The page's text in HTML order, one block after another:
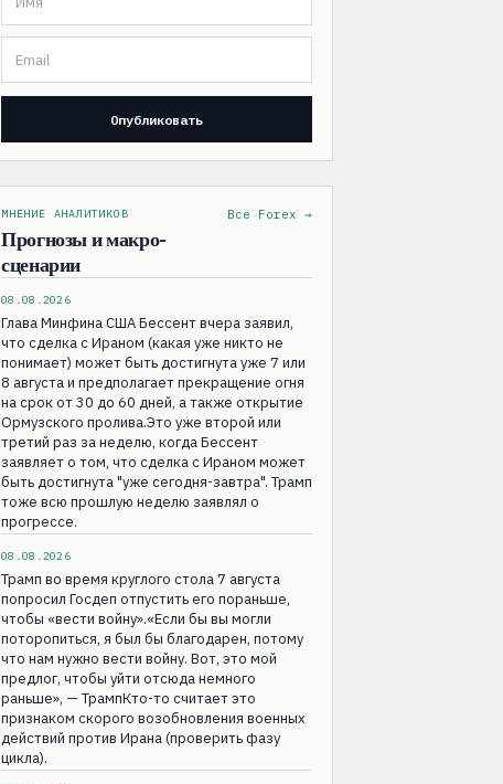
МНЕНИЕ АНАЛИТИКОВ
Прогнозы и макро-
сценарии
Все Forex →
08.08.2026
Глава Минфина США Бессент вчера заявил,
что сделка с Ираном (какая уже никто не
понимает) может быть достигнута уже 7 или
8 августа и предполагает прекращение огня
на срок от 30 до 60 дней, а также открытие
Ормузского пролива.Это уже второй или
третий раз за неделю, когда Бессент
заявляет о том, что сделка с Ираном может
быть достигнута "уже сегодня-завтра". Трамп
тоже всю прошлую неделю заявлял о
прогрессе.
08.08.2026
Трамп во время круглого стола 7 августа
попросил Госдеп отпустить его пораньше,
чтобы «вести войну».«Если бы вы могли
поторопиться, я был бы благодарен, потому
что нам нужно вести войну. Вот, это мой
предлог, чтобы уйти отсюда немного
раньше», — ТрампКто-то считает это
признаком скорого возобновления военных
действий против Ирана (проверить фазу
цикла).